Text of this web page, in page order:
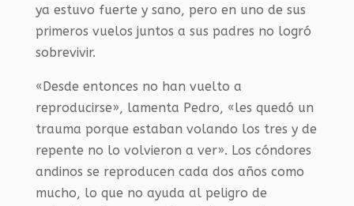
ya estuvo fuerte y sano, pero en uno de sus
primeros vuelos juntos a sus padres no logró
sobrevivir.
«Desde entonces no han vuelto a
reproducirse», lamenta Pedro, «les quedó un
trauma porque estaban volando los tres y de
repente no lo volvieron a ver». Los cóndores
andinos se reproducen cada dos años como
mucho, lo que no ayuda al peligro de